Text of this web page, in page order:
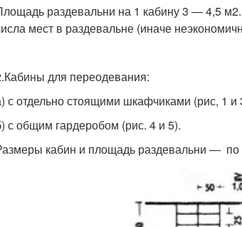
раздевальни на 1 кабину 3 — 4,5
мест в раздевальне (иначе
для переодевания:
с отдельно стоящими шкафчиками (рис, 1
с общим гардеробом (рис. 4 и 5).
кабин и площадь раздевальни —